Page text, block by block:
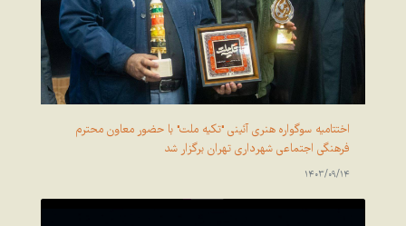
اختتامیه سوگواره هنری آئینی "تکیه ملت" با حضور معاون محترم
فرهنگی اجتماعی شهرداری تهران برگزار شد
1403/09/14